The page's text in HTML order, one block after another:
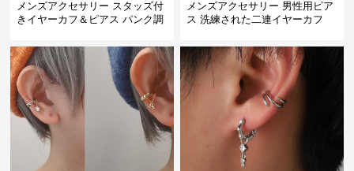
メンズアクセサリー スタッズ付
きイヤーカフ＆ピアス パンク調
メンズアクセサリー 男性用ピア
ス 洗練された二連イヤーカフ